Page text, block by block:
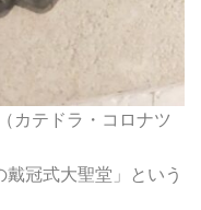
カテドラ・コロナツ
冠式大聖堂」という